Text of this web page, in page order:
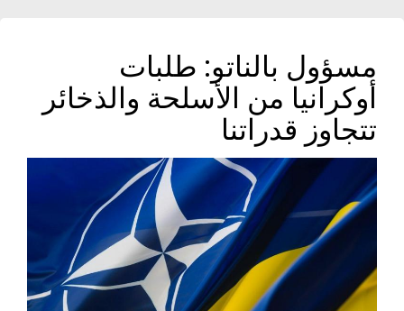
مسؤول بالناتو: طلبات
أوكرانيا من الأسلحة والذخائر
تتجاوز قدراتنا